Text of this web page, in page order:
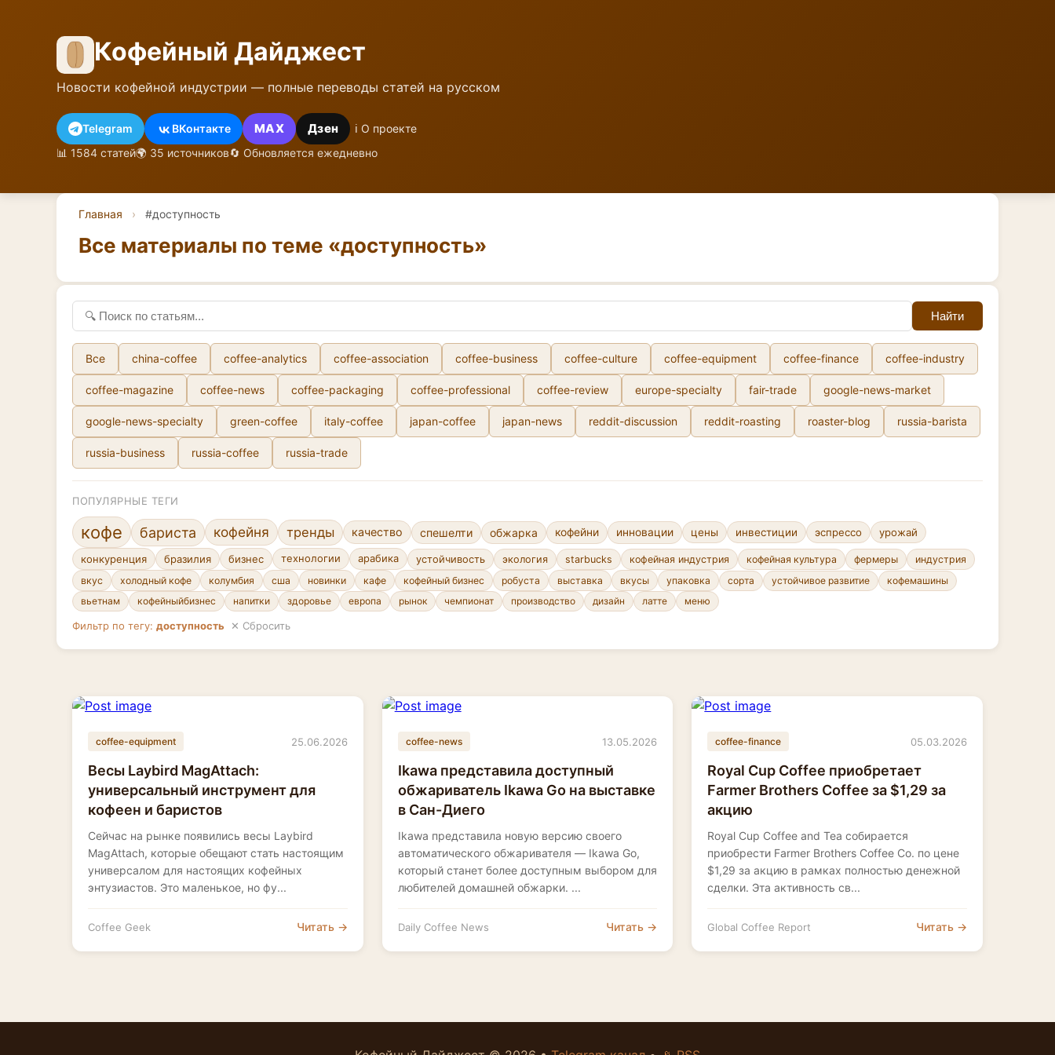
Кофейный Дайджест
Новости кофейной индустрии — полные переводы статей на русском
Telegram ВКонтакте MAX Дзен
ℹ️ О проекте
📊 1584 статей🌍 35 источников🔄 Обновляется ежедневно
Главная › #доступность
Все материалы по теме «доступность»
Найти
Все china-coffee coffee-analytics coffee-association coffee-business coffee-culture coffee-equipment coffee-finance coffee-industry
coffee-magazine coffee-news coffee-packaging coffee-professional coffee-review europe-specialty fair-trade google-news-market
google-news-specialty green-coffee italy-coffee japan-coffee japan-news reddit-discussion reddit-roasting roaster-blog russia-barista
russia-business russia-coffee russia-trade
ПОПУЛЯРНЫЕ ТЕГИ
кофе бариста кофейня тренды качество спешелти обжарка кофейни инновации цены инвестиции эспрессо урожай
конкуренция бразилия бизнес технологии арабика устойчивость экология starbucks кофейная индустрия кофейная культура фермеры
индустрия
вкус
холодный кофе колумбия сша новинки кафе кофейный бизнес робуста выставка вкусы упаковка сорта устойчивое развитие
кофемашины
вьетнам
кофейныйбизнес напитки здоровье европа рынок чемпионат производство дизайн латте меню
Фильтр по тегу: доступность ✕ Сбросить
coffee-equipment 25.06.2026
Весы Laybird MagAttach:
универсальный инструмент для
кофеен и баристов
Сейчас на рынке появились весы Laybird
MagAttach, которые обещают стать настоящим
универсалом для настоящих кофейных
энтузиастов. Это маленькое, но фу...
Coffee Geek Читать →
coffee-news 13.05.2026
Ikawa представила доступный
обжариватель Ikawa Go на выставке
в Сан-Диего
Ikawa представила новую версию своего
автоматического обжаривателя — Ikawa Go,
который станет более доступным выбором для
любителей домашней обжарки. ...
Daily Coffee News Читать →
coffee-finance 05.03.2026
Royal Cup Coffee приобретает
Farmer Brothers Coffee за $1,29 за
акцию
Royal Cup Coffee and Tea собирается
приобрести Farmer Brothers Coffee Co. по цене
$1,29 за акцию в рамках полностью денежной
сделки. Эта активность св...
Global Coffee Report Читать →